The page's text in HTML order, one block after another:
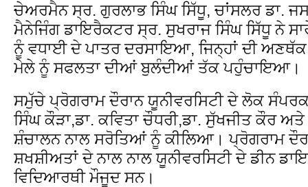
ਚੇਅਰਮੈਨ ਸ੍ਰ. ਗੁਰਲਾਭ ਸਿੰਘ ਸਿੱਧੂ, ਚਾਂਸਲਰ ਡਾ.
ਮੈਨੇਜਿੰਗ ਡਾਇਰੈਕਟਰ ਸ੍ਰ. ਸੁਖਰਾਜ ਸਿੰਘ ਸਿੱਧੂ ਨੇ
ਨੂੰ ਵਧਾਈ ਦੇ ਪਾਤਰ ਦਰਸਾਇਆ, ਜਿਨ੍ਹਾਂ ਦੀ
ਮੇਲੇ ਨੂੰ ਸਫਲਤਾ ਦੀਆਂ ਬੁਲੰਦੀਆਂ ਤੱਕ ਪਹੁੰਚਾਇਆ।
ਸਮੁੱਚੇ ਪ੍ਰੋਗਰਾਮ ਦੌਰਾਨ ਯੂਨੀਵਰਸਿਟੀ ਦੇ ਲੋਕ
ਸਿੰਘ ਕੌੜਾ,ਡਾ. ਕਵਿਤਾ ਚੌਧਰੀ,ਡਾ. ਸੁੱਖਜੀਤ ਕੌਰ
ਸ਼ੰਚਾਲਨ ਨਾਲ ਸਰੋਤਿਆਂ ਨੂੰ ਕੀਲਿਆ। ਪ੍ਰੋਗਰਾਮ
ਸ਼ਖਸ਼ੀਅਤਾਂ ਦੇ ਨਾਲ ਨਾਲ ਯੂਨੀਵਰਸਿਟੀ ਦੇ ਡੀਨ
ਵਿਦਿਆਰਥੀ ਮੌਜੂਦ ਸਨ।